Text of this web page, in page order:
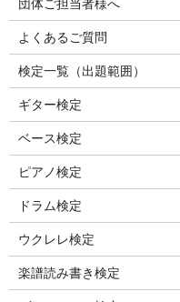
団体ご担当者様へ
よくあるご質問
検定一覧（出題範囲）
ギター検定
ベース検定
ピアノ検定
ドラム検定
ウクレレ検定
楽譜読み書き検定